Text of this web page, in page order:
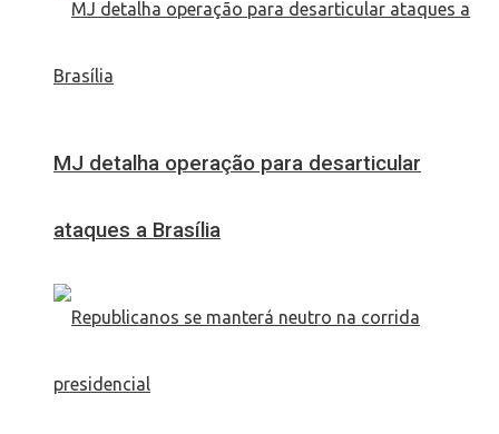
MJ detalha operação para desarticular
ataques a Brasília